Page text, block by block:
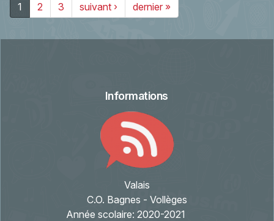
1 2 3 suivant › dernier »
Informations
Valais
C.O. Bagnes - Vollèges
Année scolaire: 2020-2021